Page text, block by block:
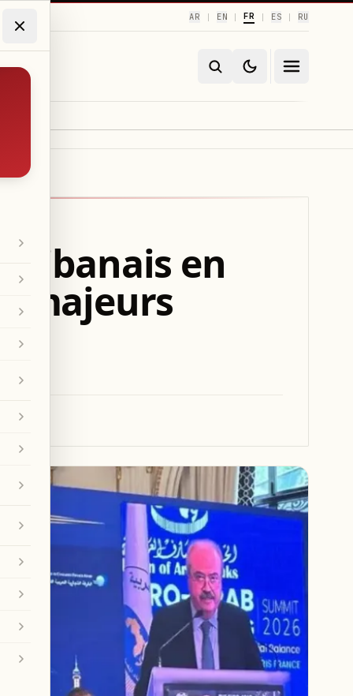
AR | EN | FR | ES | RU
libanais en
majeurs